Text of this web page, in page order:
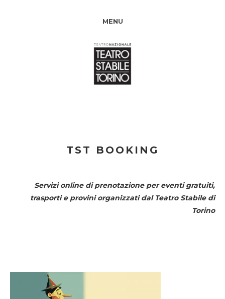
MENU
TST BOOKING
Servizi online di prenotazione per eventi gratuiti,
trasporti e provini organizzati dal Teatro Stabile di
Torino